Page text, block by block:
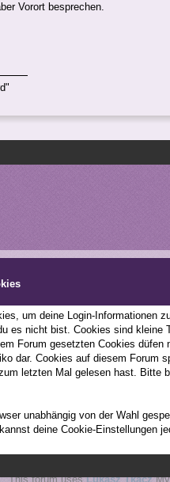
um deine Login-Informationen
es nicht bist. Cookies sind kleine
Forum gesetzten Cookies düfen
dar. Cookies auf diesem Forum
letzten Mal gelesen hast. Bitte
unabhängig von der Wahl
deine Cookie-Einstellungen
Vorort besprechen.
|Statistiken|Forenregeln|
Is Magic. We are not affiliated with
This forum usesLukasz Tkacz